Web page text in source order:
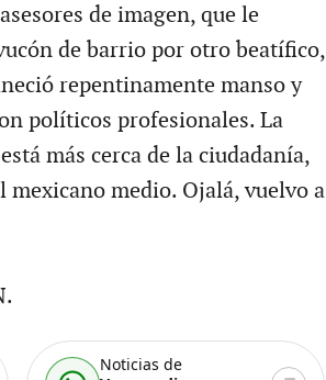
de imagen, que le
de barrio por otro beatífico,
repentinamente manso y
políticos profesionales. La
más cerca de la ciudadanía,
mexicano medio. Ojalá, vuelvo a
Noticias de